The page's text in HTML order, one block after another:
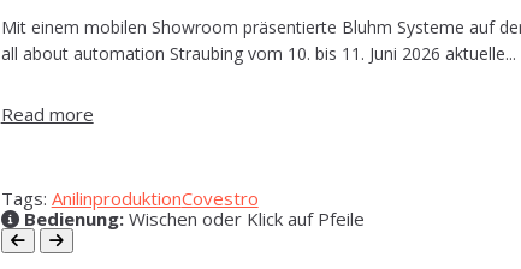
Mit einem mobilen Showroom präsentierte Bluhm Systeme auf
all about automation Straubing vom 10. bis 11. Juni 2026 aktuelle...
Read more
Tags: AnilinproduktionCovestro
Bedienung:Wischen oder Klick auf Pfeile